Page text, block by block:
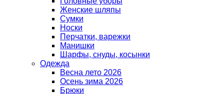
Женские шляпы
Сумки
Носки
Перчатки, варежки
Манишки
Шарфы, снуды, косынки
Одежда
Весна лето 2026
Осень зима 2026
Брюки